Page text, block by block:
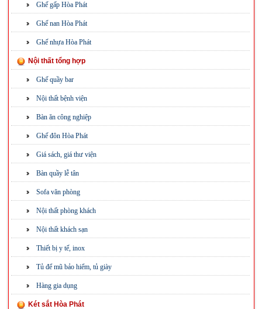
Ghế gấp Hòa Phát
Ghế nan Hòa Phát
Ghế nhựa Hòa Phát
Nội thất tổng hợp
Ghế quầy bar
Nội thất bệnh viện
Bàn ăn công nghiệp
Ghế đôn Hòa Phát
Giá sách, giá thư viện
Bàn quầy lễ tân
Sofa văn phòng
Nội thất phòng khách
Nội thất khách sạn
Thiết bị y tế, inox
Tủ để mũ bảo hiểm, tủ giày
Hàng gia dụng
Két sắt Hòa Phát